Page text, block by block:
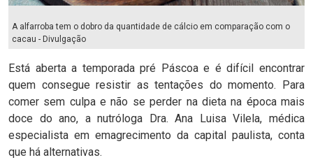
A alfarroba tem o dobro da quantidade de cálcio em comparação com o
cacau - Divulgação
Está aberta a temporada pré Páscoa e é difícil encontrar
quem consegue resistir as tentações do momento. Para
comer sem culpa e não se perder na dieta na época mais
doce do ano, a nutróloga Dra. Ana Luisa Vilela, médica
especialista em emagrecimento da capital paulista, conta
que há alternativas.